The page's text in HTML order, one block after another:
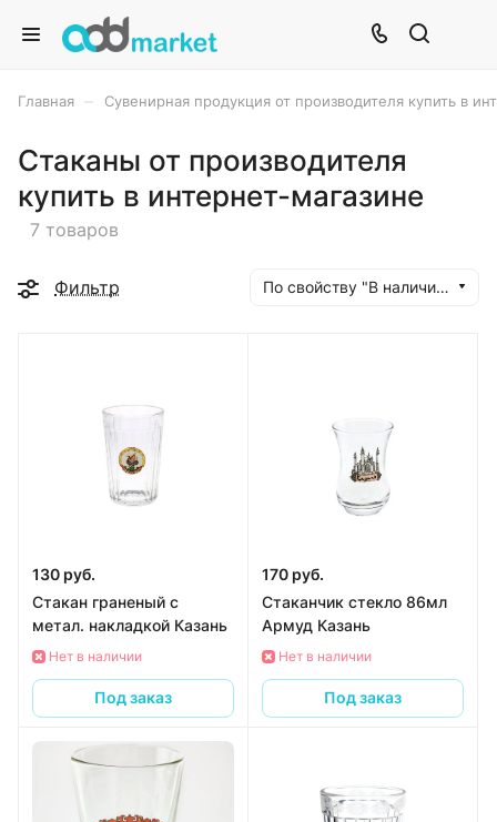
Главная Сувенирная продукция от производителя купить в
Стаканы от производителя
купить в интернет-магазине
7 товаров
Фильтр По свойству "В наличии" (убывание)
130 руб.
Стакан граненый с
метал. накладкой Казань
Нет в наличии
Под заказ
170 руб.
Стаканчик стекло 86мл
Армуд Казань
Нет в наличии
Под заказ